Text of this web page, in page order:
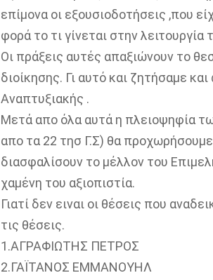
επίμονα οι εξουσιοδοτήσεις ,που
φορά το τι γίνεται στην
Οι πράξεις αυτές απαξιώνουν το
διοίκησης. Γι αυτό και ζητήσαμε
Αναπτυξιακής .
Μετά απο όλα αυτά η πλειοψηφία
απο τα 22 τησ Γ.Σ) θα
διασφαλίσουν το μέλλον του
χαμένη του αξιοπιστία.
Γιατί δεν ειναι οι θέσεις που
τις θέσεις.
1.ΑΓΡΑΦΙΩΤΗΣ ΠΕΤΡΟΣ
2.ΓΑΪΤΑΝΟΣ ΕΜΜΑΝΟΥΗΛ